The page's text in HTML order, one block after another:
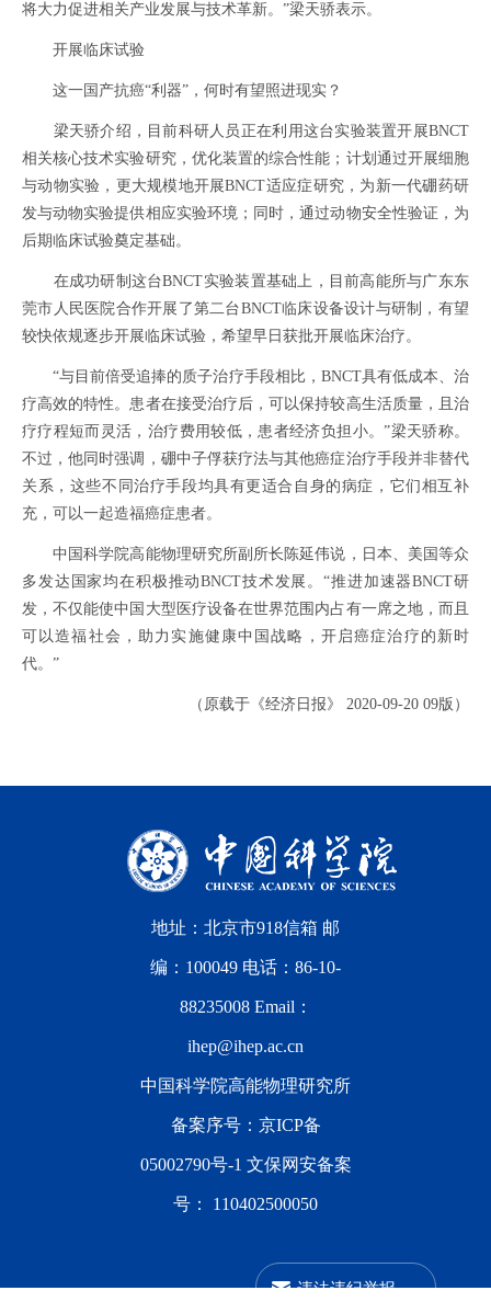
将大力促进相关产业发展与技术革新。”梁天骄表示。
开展临床试验
这一国产抗癌“利器”，何时有望照进现实？
梁天骄介绍，目前科研人员正在利用这台实验装置开展BNCT
相关核心技术实验研究，优化装置的综合性能；计划通过开展细胞
与动物实验，更大规模地开展BNCT适应症研究，为新一代硼药研
发与动物实验提供相应实验环境；同时，通过动物安全性验证，为
后期临床试验奠定基础。
在成功研制这台BNCT实验装置基础上，目前高能所与广东东
莞市人民医院合作开展了第二台BNCT临床设备设计与研制，有望
较快依规逐步开展临床试验，希望早日获批开展临床治疗。
“与目前倍受追捧的质子治疗手段相比，BNCT具有低成本、治
疗高效的特性。患者在接受治疗后，可以保持较高生活质量，且治
疗疗程短而灵活，治疗费用较低，患者经济负担小。”梁天骄称。
不过，他同时强调，硼中子俘获疗法与其他癌症治疗手段并非替代
关系，这些不同治疗手段均具有更适合自身的病症，它们相互补
充，可以一起造福癌症患者。
中国科学院高能物理研究所副所长陈延伟说，日本、美国等众
多发达国家均在积极推动BNCT技术发展。“推进加速器BNCT研
发，不仅能使中国大型医疗设备在世界范围内占有一席之地，而且
可以造福社会，助力实施健康中国战略，开启癌症治疗的新时
代。”
（原载于《经济日报》 2020-09-20 09版）
地址：北京市918信箱 邮
编：100049 电话：86-10-
88235008 Email：
ihep@ihep.ac.cn
中国科学院高能物理研究所
备案序号： 京ICP备
05002790号-1 文保网安备案
号： 110402500050
违法违纪举报